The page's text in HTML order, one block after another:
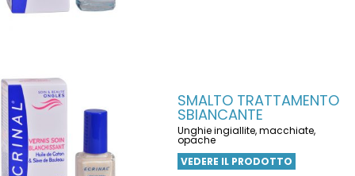
SMALTO TRATTAMENTO
SBIANCANTE
Unghie ingiallite, macchiate,
opache
VEDERE IL PRODOTTO